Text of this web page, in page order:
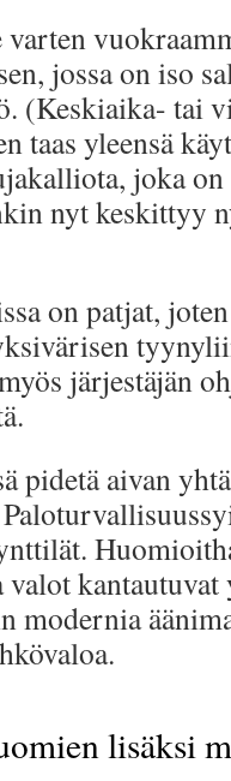
jossa on iso
(Keskiaika- tai
taas yleensä
joka on
nyt keskittyy
on patjat,
järjestäjän
pidetä aivan
valot
modernia
lisäksi